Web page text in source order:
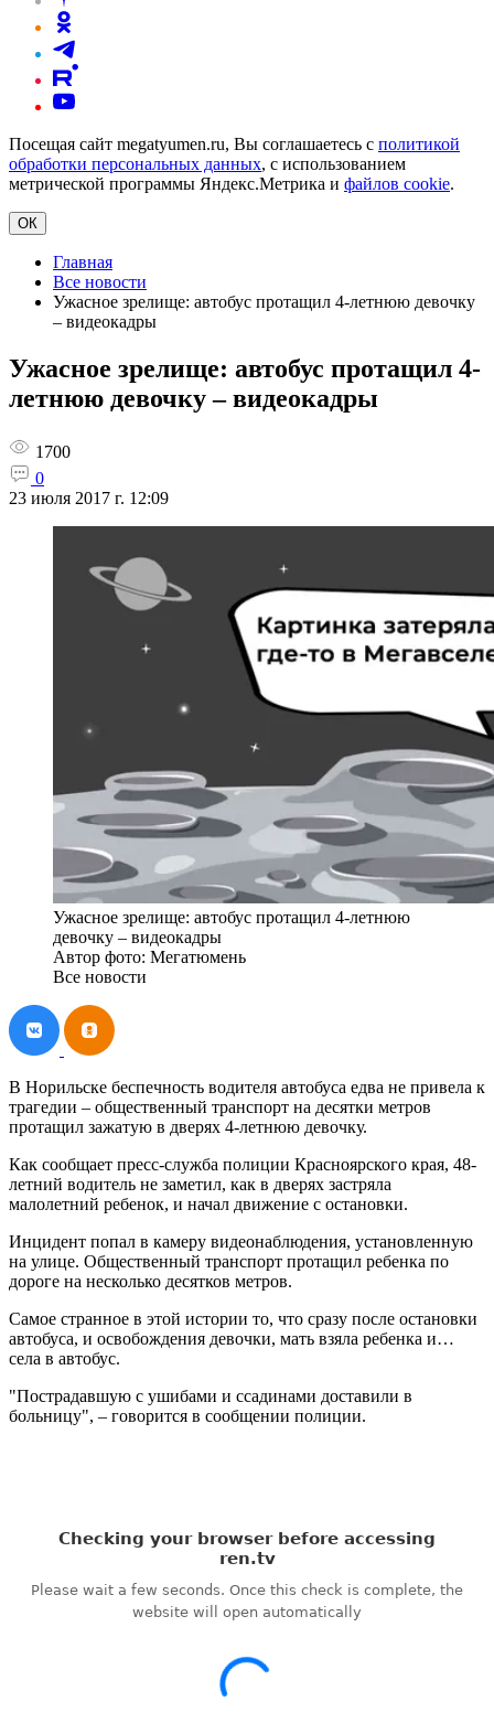
Посещая сайт megatyumen.ru, Вы соглашаетесь с политикой
обработки персональных данных, с использованием
метрической программы Яндекс.Метрика и файлов cookie.
ОК
Главная
Все новости
Ужасное зрелище: автобус протащил 4-летнюю девочку
– видеокадры
Ужасное зрелище: автобус протащил 4-
летнюю девочку – видеокадры
1700
0
23 июля 2017 г. 12:09
Ужасное зрелище: автобус протащил 4-летнюю
девочку – видеокадры
Автор фото: Мегатюмень
Все новости
В Норильске беспечность водителя автобуса едва не привела к
трагедии – общественный транспорт на десятки метров
протащил зажатую в дверях 4-летнюю девочку.
Как сообщает пресс-служба полиции Красноярского края, 48-
летний водитель не заметил, как в дверях застряла
малолетний ребенок, и начал движение с остановки.
Инцидент попал в камеру видеонаблюдения, установленную
на улице. Общественный транспорт протащил ребенка по
дороге на несколько десятков метров.
Самое странное в этой истории то, что сразу после остановки
автобуса, и освобождения девочки, мать взяла ребенка и…
села в автобус.
"Пострадавшую с ушибами и ссадинами доставили в
больницу", – говорится в сообщении полиции.